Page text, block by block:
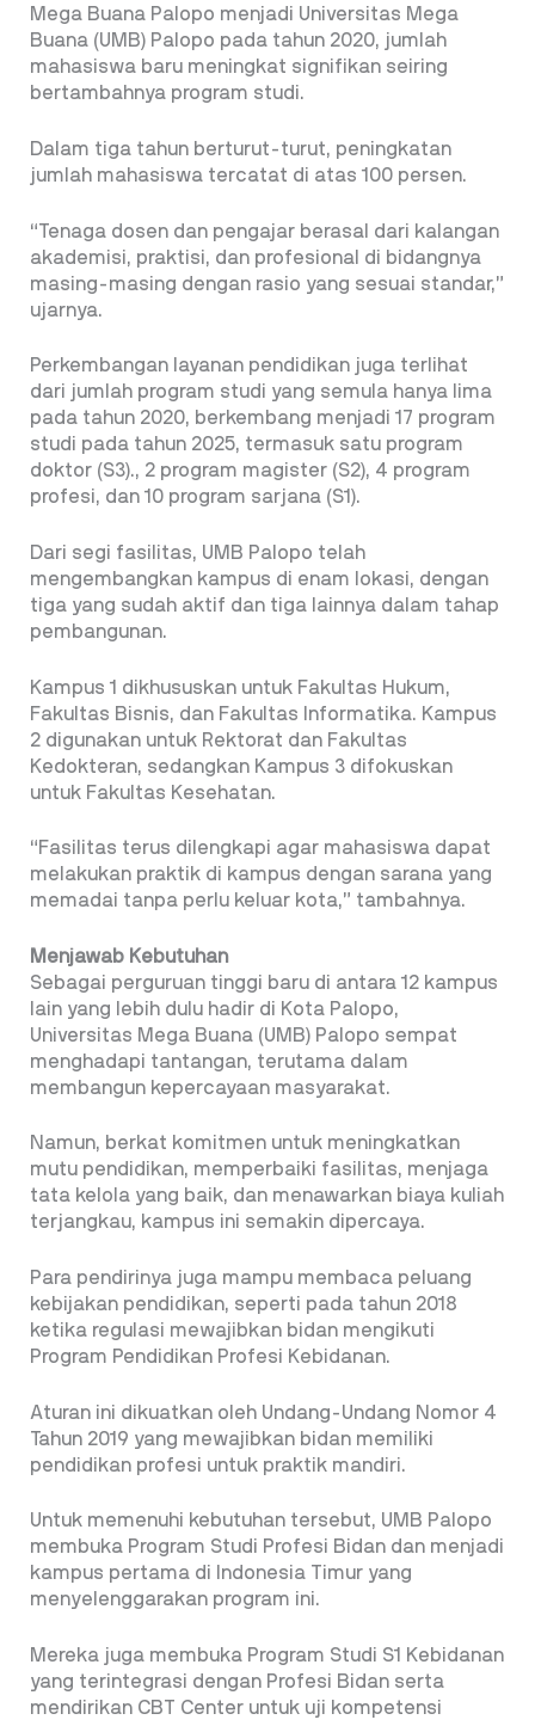
Mega Buana Palopo menjadi Universitas Mega
Buana (UMB) Palopo pada tahun 2020, jumlah
mahasiswa baru meningkat signifikan seiring
bertambahnya program studi.
Dalam tiga tahun berturut-turut, peningkatan
jumlah mahasiswa tercatat di atas 100 persen.
“Tenaga dosen dan pengajar berasal dari kalangan
akademisi, praktisi, dan profesional di bidangnya
masing-masing dengan rasio yang sesuai standar,”
ujarnya.
Perkembangan layanan pendidikan juga terlihat
dari jumlah program studi yang semula hanya lima
pada tahun 2020, berkembang menjadi 17 program
studi pada tahun 2025, termasuk satu program
doktor (S3)., 2 program magister (S2), 4 program
profesi, dan 10 program sarjana (S1).
Dari segi fasilitas, UMB Palopo telah
mengembangkan kampus di enam lokasi, dengan
tiga yang sudah aktif dan tiga lainnya dalam tahap
pembangunan.
Kampus 1 dikhususkan untuk Fakultas Hukum,
Fakultas Bisnis, dan Fakultas Informatika. Kampus
2 digunakan untuk Rektorat dan Fakultas
Kedokteran, sedangkan Kampus 3 difokuskan
untuk Fakultas Kesehatan.
“Fasilitas terus dilengkapi agar mahasiswa dapat
melakukan praktik di kampus dengan sarana yang
memadai tanpa perlu keluar kota,” tambahnya.
Menjawab Kebutuhan
Sebagai perguruan tinggi baru di antara 12 kampus
lain yang lebih dulu hadir di Kota Palopo,
Universitas Mega Buana (UMB) Palopo sempat
menghadapi tantangan, terutama dalam
membangun kepercayaan masyarakat.
Namun, berkat komitmen untuk meningkatkan
mutu pendidikan, memperbaiki fasilitas, menjaga
tata kelola yang baik, dan menawarkan biaya kuliah
terjangkau, kampus ini semakin dipercaya.
Para pendirinya juga mampu membaca peluang
kebijakan pendidikan, seperti pada tahun 2018
ketika regulasi mewajibkan bidan mengikuti
Program Pendidikan Profesi Kebidanan.
Aturan ini dikuatkan oleh Undang-Undang Nomor 4
Tahun 2019 yang mewajibkan bidan memiliki
pendidikan profesi untuk praktik mandiri.
Untuk memenuhi kebutuhan tersebut, UMB Palopo
membuka Program Studi Profesi Bidan dan menjadi
kampus pertama di Indonesia Timur yang
menyelenggarakan program ini.
Mereka juga membuka Program Studi S1 Kebidanan
yang terintegrasi dengan Profesi Bidan serta
mendirikan CBT Center untuk uji kompetensi